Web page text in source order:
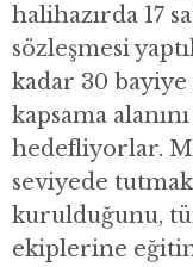
halihazırda 17
sözleşmesi
kadar 30
kapsama alanını
hedefliyorlar.
seviyede
kurulduğunu,
ekiplerine